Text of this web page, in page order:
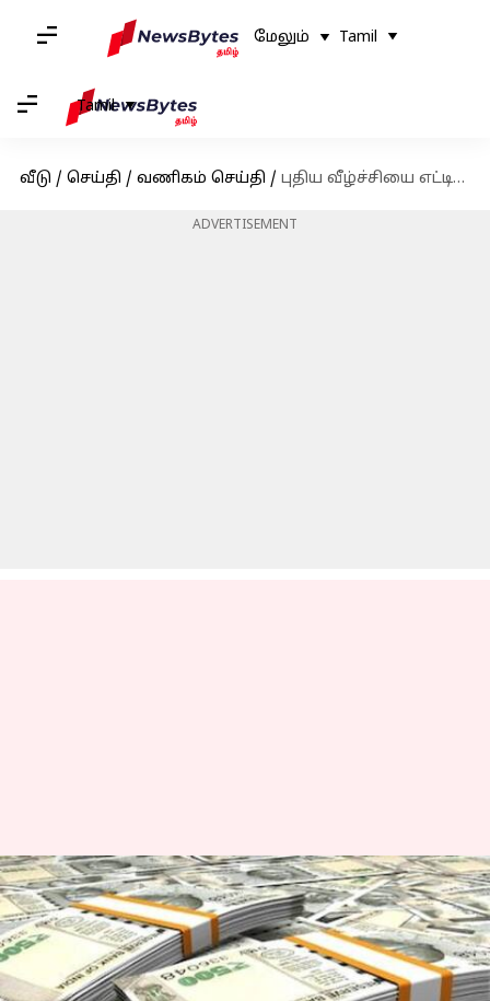
மேலும் Tamil
Tamil
வீடு / செய்தி / வணிகம் செய்தி / புதிய வீழ்ச்சியை எட்டிய அமெரிக்க டாலருக்கு நிகரான இந்திய ரூபாய் மதிப்பு
ADVERTISEMENT
புதிய வீழ்ச்சியை எட்டிய
அமெரிக்க டாலருக்கு
நிகரான இந்திய ரூபாய்
மதிப்பு